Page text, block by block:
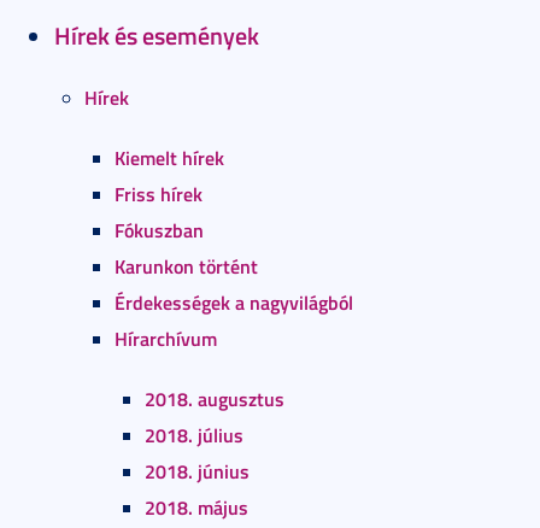
Hírek és események
Hírek
Kiemelt hírek
Friss hírek
Fókuszban
Karunkon történt
Érdekességek a nagyvilágból
Hírarchívum
2018. augusztus
2018. július
2018. június
2018. május